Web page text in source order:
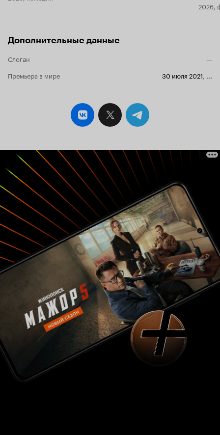
2026,
Дополнительные данные
Слоган
—
Премьера в мире
30 июля 2021, ...